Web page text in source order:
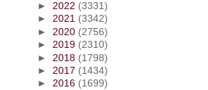
►2022 (3331)
►2021 (3342)
► 2020 (2756)
►2019 (2310)
► 2018 (1798)
► 2017 (1434)
►2016 (1699)